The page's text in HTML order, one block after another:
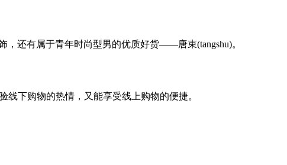
还有属于青年时尚型男的优质好货——唐束(tangshu)。
下购物的热情，又能享受线上购物的便捷。